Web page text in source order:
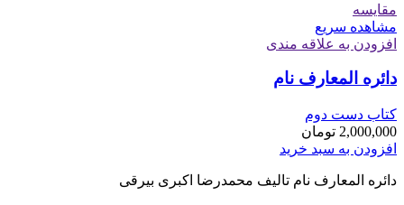
مقایسه
مشاهده سریع
افزودن به علاقه مندی
دائره المعارف نام
کتاب دست دوم
2,000,000 تومان
افزودن به سبد خرید
دائره المعارف نام تالیف محمدرضا اکبری بیرقی